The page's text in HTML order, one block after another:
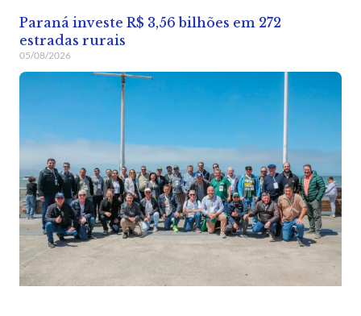
Paraná investe R$ 3,56 bilhões em 272
estradas rurais
05/08/2026